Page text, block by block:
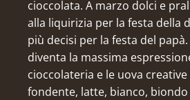
cioccolata. A marzo dolci e
alla liquirizia per la festa della
più decisi per la festa del papà.
diventa la massima
cioccolateria e le uova
fondente, latte, bianco,